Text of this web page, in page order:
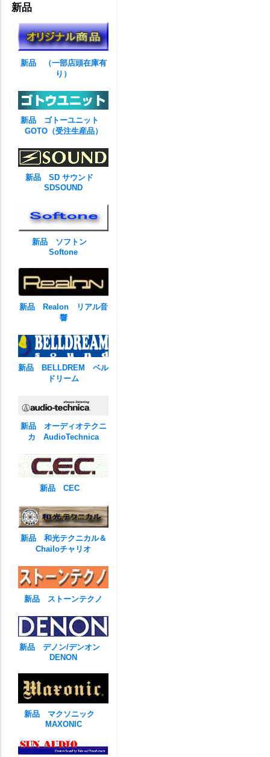
新品
新品 （一部店頭在庫有
り）
新品 ゴトーユニット
GOTO（受注生産品）
新品 SD サウンド
SDSOUND
新品 ソフトン
Softone
新品 Realon リアル音
響
新品 BELLDREM ベル
ドリーム
新品 オーディオテクニ
カ AudioTechnica
新品 CEC
新品 和光テクニカル＆
Chailoチャリオ
新品 ストーンテクノ
新品 デノン/デンオン
DENON
新品 マクソニック
MAXONIC